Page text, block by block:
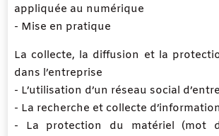
appliquée au numérique
- Mise en pratique
La collecte, la diffusion et la
dans l’entreprise
- L’utilisation d’un réseau social
- La recherche et collecte
- La protection du matériel (mot